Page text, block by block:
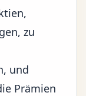
zu
und
Prämien